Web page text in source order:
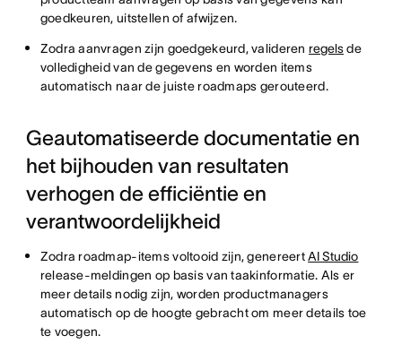
goedkeuren, uitstellen of afwijzen.
Zodra aanvragen zijn goedgekeurd, valideren regelsde
volledigheid van de gegevens en worden items
automatisch naar de juiste roadmaps gerouteerd.
Geautomatiseerde documentatie en
het bijhouden van resultaten
verhogen de efficiëntie en
verantwoordelijkheid
Zodra roadmap-items voltooid zijn, genereertAI Studio
release-meldingen op basis van taakinformatie. Als er
meer details nodig zijn, worden productmanagers
automatisch op de hoogte gebracht om meer details toe
te voegen.